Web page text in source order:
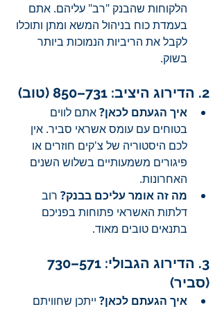
הלקוחות שהבנק "רב" עליהם. אתם
בעמדת כוח בניהול המשא ומתן ותוכלו
לקבל את הריביות הנמוכות ביותר
בשוק.
2. הדירוג היציב: 731–850 (טוב)
איך הגעתם לכאן? אתם לווים
בטוחים עם עומס אשראי סביר. אין
לכם היסטוריה של צ'קים חוזרים או
פיגורים משמעותיים בשלוש השנים
האחרונות.
מה זה אומר עליכם בבנק? רוב
דלתות האשראי פתוחות בפניכם
בתנאים טובים מאוד.
(סביר)
איך הגעתם לכאן? ייתכן שחוויתם